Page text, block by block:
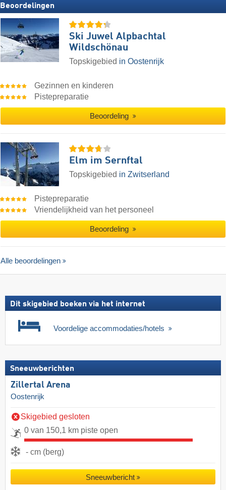
Beoordelingen
Ski Juwel Alpbachtal
Wildschönau
Topskigebied in Oostenrijk
Gezinnen en kinderen
Pistepreparatie
Beoordeling
Elm im Sernftal
Topskigebied in Zwitserland
Pistepreparatie
Vriendelijkheid van het personeel
Beoordeling
Alle beoordelingen
Dit skigebied boeken via het internet
Voordelige accommodaties/hotels
Sneeuwberichten
Zillertal Arena
Oostenrijk
Skigebied gesloten
0 van 150,1 km piste open
- cm (berg)
Sneeuwbericht